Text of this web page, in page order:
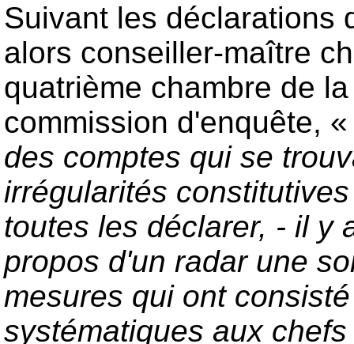
Suivant les déclarations
alors conseiller-maître
quatrième chambre de
commission d'enquête,
des comptes qui se
irrégularités
toutes les déclarer, - il y
propos d'un radar une
mesures qui ont
systématiques aux